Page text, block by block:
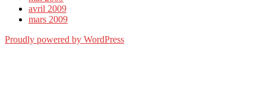
avril 2009
mars 2009
Proudly powered by WordPress